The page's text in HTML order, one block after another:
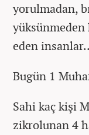
yorulmadan,
eden
Bugün 1
Sahi kaç kişi
zikrolunan 4